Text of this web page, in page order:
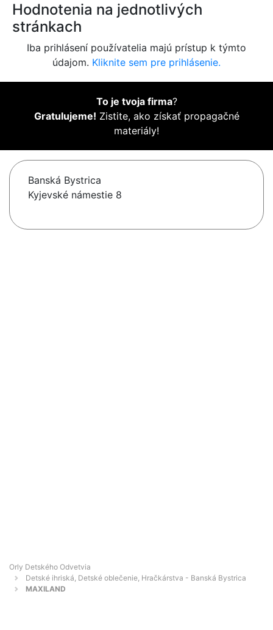
Hodnotenia na jednotlivých
stránkach
Iba prihlásení používatelia majú prístup k týmto
údajom. Kliknite sem pre prihlásenie.
To je tvoja firma?
Gratulujeme! Zistite, ako získať propagačné
materiály!
Banská Bystrica
Kyjevské námestie 8
Orly Detského Odvetvia
Detské ihriská, Detské oblečenie, Hračkárstva - Banská Bystrica
MAXILAND